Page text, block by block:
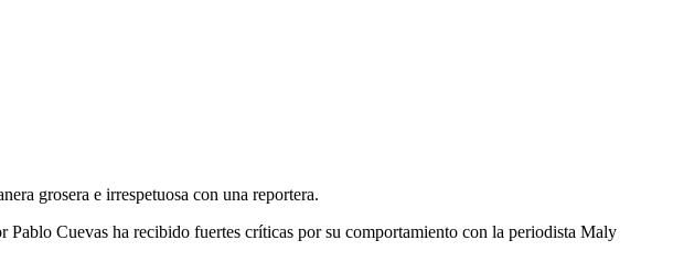
grosera e irrespetuosa con una reportera.
Cuevas ha recibido fuertes críticas por su comportamiento con la periodista Maly